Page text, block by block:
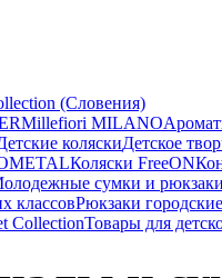
(Словения)
Millefiori MILANO
коляскиДетское
Коляски FreeON
сумки и
классовРюкзаки городские
CollectionТовары для